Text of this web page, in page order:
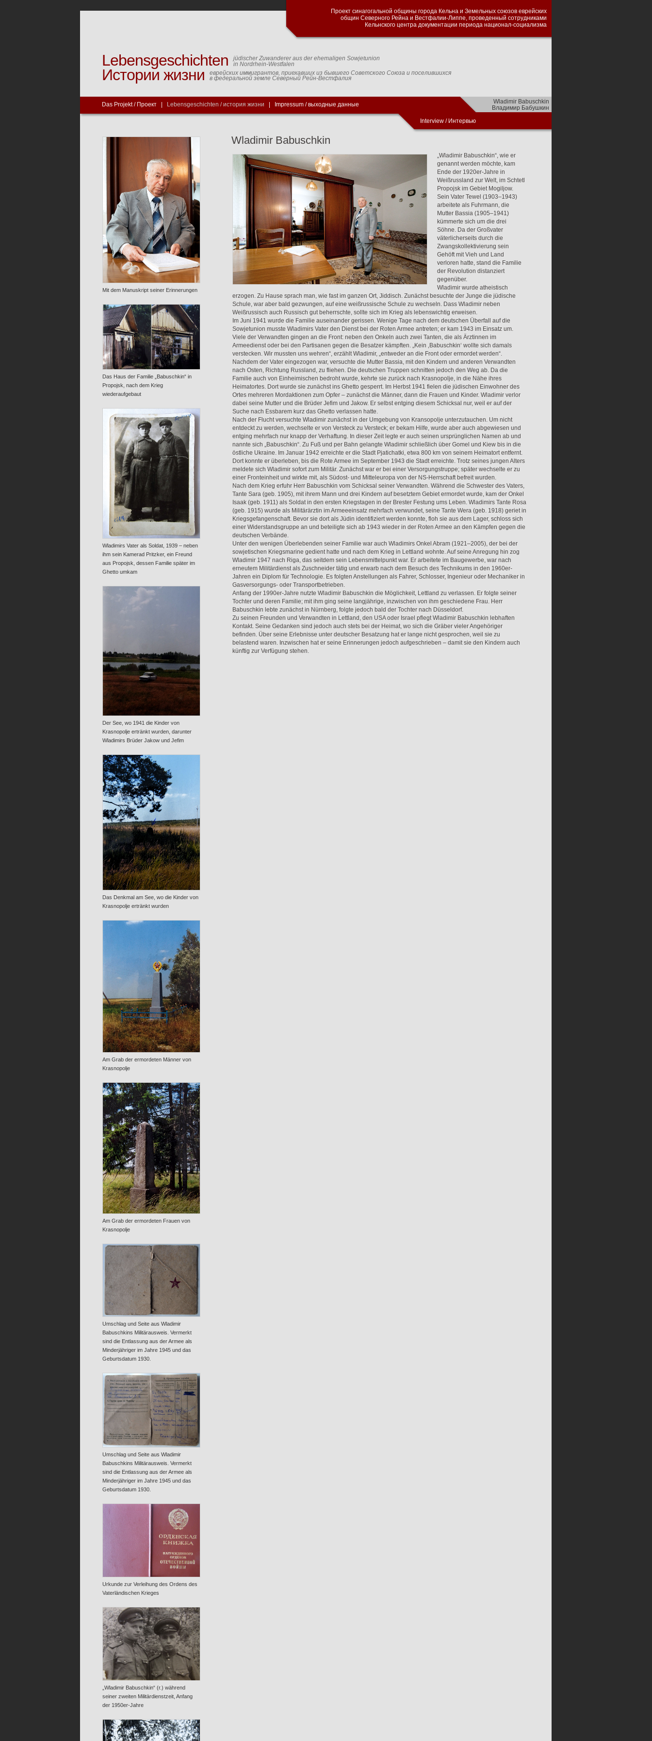
Проект синагогальной общины города Кельна и Земельных союзов еврейских
общин Северного Рейна и Вестфалии-Липпе, проведенный сотрудниками
Кельнского центра документации периода национал-социализма
Lebensgeschichten
jüdischer Zuwanderer aus der ehemaligen Sowjetunion
in Nordrhein-Westfalen
Истории жизни еврейских иммигрантов, приехавших из бывшего Советского Союза и поселившихся
в федеральной земле Северный Рейн-Вестфалия
Das Projekt / Проект Lebensgeschichten / история жизни Impressum / выходные данные
Wladimir Babuschkin
Владимир Бабушкин
Interview/ Интервью
Mit dem Manuskript seiner Erinnerungen
Das Haus der Familie „Babuschkin“ in
Propojsk, nach dem Krieg
wiederaufgebaut
Wladimirs Vater als Soldat, 1939 – neben
ihm sein Kamerad Pritzker, ein Freund
aus Propojsk, dessen Familie später im
Ghetto umkam
Der See, wo 1941 die Kinder von
Krasnopolje ertränkt wurden, darunter
Wladimirs Brüder Jakow und Jefim
Das Denkmal am See, wo die Kinder von
Krasnopolje ertränkt wurden
Am Grab der ermordeten Männer von
Krasnopolje
Am Grab der ermordeten Frauen von
Krasnopolje
Umschlag und Seite aus Wladimir
Babuschkins Militärausweis. Vermerkt
sind die Entlassung aus der Armee als
Minderjähriger im Jahre 1945 und das
Geburtsdatum 1930.
Umschlag und Seite aus Wladimir
Babuschkins Militärausweis. Vermerkt
sind die Entlassung aus der Armee als
Minderjähriger im Jahre 1945 und das
Geburtsdatum 1930.
Urkunde zur Verleihung des Ordens des
Vaterländischen Krieges
„Wladimir Babuschkin“ (r.) während
seiner zweiten Militärdienstzeit, Anfang
der 1950er-Jahre
Wladimir Babuschkin
„Wladimir Babuschkin“, wie er
genannt werden möchte, kam
Ende der 1920er-Jahre in
Weißrussland zur Welt, im Schtetl
Propojsk im Gebiet Mogiljow.
Sein Vater Tewel (1903–1943)
arbeitete als Fuhrmann, die
Mutter Bassia (1905–1941)
kümmerte sich um die drei
Söhne. Da der Großvater
väterlicherseits durch die
Zwangskollektivierung sein
Gehöft mit Vieh und Land
verloren hatte, stand die Familie
der Revolution distanziert
gegenüber.
Wladimir wurde atheistisch
erzogen. Zu Hause sprach man, wie fast im ganzen Ort, Jiddisch. Zunächst besuchte der Junge die jüdische
Schule, war aber bald gezwungen, auf eine weißrussische Schule zu wechseln. Dass Wladimir neben
Weißrussisch auch Russisch gut beherrschte, sollte sich im Krieg als lebenswichtig erweisen.
Im Juni 1941 wurde die Familie auseinander gerissen. Wenige Tage nach dem deutschen Überfall auf die
Sowjetunion musste Wladimirs Vater den Dienst bei der Roten Armee antreten; er kam 1943 im Einsatz um.
Viele der Verwandten gingen an die Front: neben den Onkeln auch zwei Tanten, die als Ärztinnen im
Armeedienst oder bei den Partisanen gegen die Besatzer kämpften. „Kein ‚Babuschkin‘ wollte sich damals
verstecken. Wir mussten uns wehren“, erzählt Wladimir, „entweder an die Front oder ermordet werden“.
Nachdem der Vater eingezogen war, versuchte die Mutter Bassia, mit den Kindern und anderen Verwandten
nach Osten, Richtung Russland, zu fliehen. Die deutschen Truppen schnitten jedoch den Weg ab. Da die
Familie auch von Einheimischen bedroht wurde, kehrte sie zurück nach Krasnopolje, in die Nähe ihres
Heimatortes. Dort wurde sie zunächst ins Ghetto gesperrt. Im Herbst 1941 fielen die jüdischen Einwohner des
Ortes mehreren Mordaktionen zum Opfer – zunächst die Männer, dann die Frauen und Kinder. Wladimir verlor
dabei seine Mutter und die Brüder Jefim und Jakow. Er selbst entging diesem Schicksal nur, weil er auf der
Suche nach Essbarem kurz das Ghetto verlassen hatte.
Nach der Flucht versuchte Wladimir zunächst in der Umgebung von Kransopolje unterzutauchen. Um nicht
entdeckt zu werden, wechselte er von Versteck zu Versteck; er bekam Hilfe, wurde aber auch abgewiesen und
entging mehrfach nur knapp der Verhaftung. In dieser Zeit legte er auch seinen ursprünglichen Namen ab und
nannte sich „Babuschkin“. Zu Fuß und per Bahn gelangte Wladimir schließlich über Gomel und Kiew bis in die
östliche Ukraine. Im Januar 1942 erreichte er die Stadt Pjatichatki, etwa 800 km von seinem Heimatort entfernt.
Dort konnte er überleben, bis die Rote Armee im September 1943 die Stadt erreichte. Trotz seines jungen Alters
meldete sich Wladimir sofort zum Militär. Zunächst war er bei einer Versorgungstruppe; später wechselte er zu
einer Fronteinheit und wirkte mit, als Südost- und Mitteleuropa von der NS-Herrschaft befreit wurden.
Nach dem Krieg erfuhr Herr Babuschkin vom Schicksal seiner Verwandten. Während die Schwester des Vaters,
Tante Sara (geb. 1905), mit ihrem Mann und drei Kindern auf besetztem Gebiet ermordet wurde, kam der Onkel
Isaak (geb. 1911) als Soldat in den ersten Kriegstagen in der Brester Festung ums Leben. Wladimirs Tante Rosa
(geb. 1915) wurde als Militärärztin im Armeeeinsatz mehrfach verwundet, seine Tante Wera (geb. 1918) geriet in
Kriegsgefangenschaft. Bevor sie dort als Jüdin identifiziert werden konnte, floh sie aus dem Lager, schloss sich
einer Widerstandsgruppe an und beteiligte sich ab 1943 wieder in der Roten Armee an den Kämpfen gegen die
deutschen Verbände.
Unter den wenigen Überlebenden seiner Familie war auch Wladimirs Onkel Abram (1921–2005), der bei der
sowjetischen Kriegsmarine gedient hatte und nach dem Krieg in Lettland wohnte. Auf seine Anregung hin zog
Wladimir 1947 nach Riga, das seitdem sein Lebensmittelpunkt war. Er arbeitete im Baugewerbe, war nach
erneutem Militärdienst als Zuschneider tätig und erwarb nach dem Besuch des Technikums in den 1960er-
Jahren ein Diplom für Technologie. Es folgten Anstellungen als Fahrer, Schlosser, Ingenieur oder Mechaniker in
Gasversorgungs- oder Transportbetrieben.
Anfang der 1990er-Jahre nutzte Wladimir Babuschkin die Möglichkeit, Lettland zu verlassen. Er folgte seiner
Tochter und deren Familie; mit ihm ging seine langjährige, inzwischen von ihm geschiedene Frau. Herr
Babuschkin lebte zunächst in Nürnberg, folgte jedoch bald der Tochter nach Düsseldorf.
Zu seinen Freunden und Verwandten in Lettland, den USA oder Israel pflegt Wladimir Babuschkin lebhaften
Kontakt. Seine Gedanken sind jedoch auch stets bei der Heimat, wo sich die Gräber vieler Angehöriger
befinden. Über seine Erlebnisse unter deutscher Besatzung hat er lange nicht gesprochen, weil sie zu
belastend waren. Inzwischen hat er seine Erinnerungen jedoch aufgeschrieben – damit sie den Kindern auch
künftig zur Verfügung stehen.